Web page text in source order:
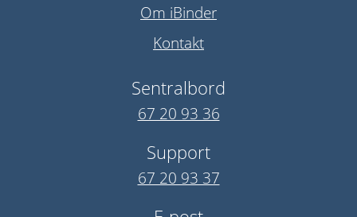
Om iBinder
Kontakt
Sentralbord
67 20 93 36
Support
67 20 93 37